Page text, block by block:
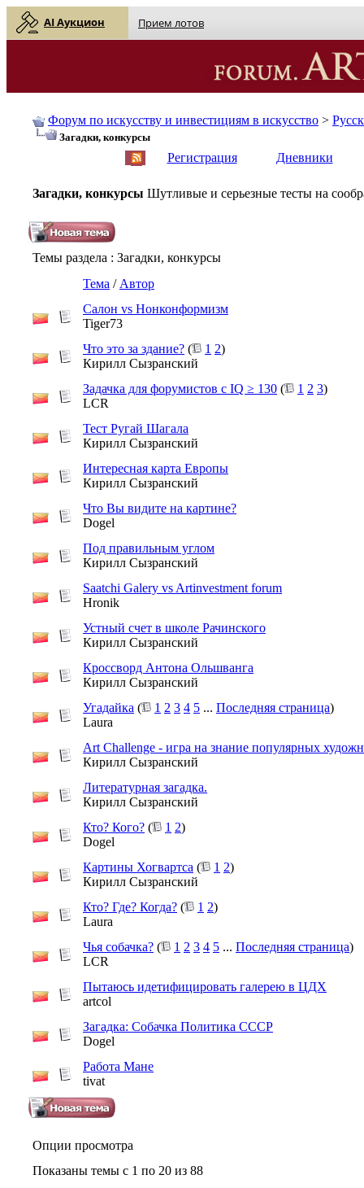
AI Аукцион Прием лотов
Форум по искусству и инвестициям в искусство >
Загадки, конкурсы
Регистрация Дневники
Загадки, конкурсы Шутливые и серьезные тесты на
Темы раздела : Загадки, конкурсы
Тема / Автор
Салон vs Нонконформизм
Tiger73
Что это за здание? ( 1 2)
Кирилл Сызранский
Задачка для форумистов с IQ ≥ 130 ( 1 2 3)
LCR
Тест Ругай Шагала
Кирилл Сызранский
Интересная карта Европы
Кирилл Сызранский
Что Вы видите на картине?
Dogel
Под правильным углом
Кирилл Сызранский
Saatchi Galery vs Artinvestment forum
Hronik
Устный счет в школе Рачинского
Кирилл Сызранский
Кроссворд Антона Ольшванга
Кирилл Сызранский
Угадайка ( 1 2 3 4 5 ... Последняя страница)
Laura
Art Challenge - игра на знание популярных
Кирилл Сызранский
Литературная загадка.
Кирилл Сызранский
Кто? Кого? ( 1 2)
Dogel
Картины Хогвартса ( 1 2)
Кирилл Сызранский
Кто? Где? Когда? ( 1 2)
Laura
Чья собачка? ( 1 2 3 4 5 ... Последняя страница)
LCR
Пытаюсь идетифицировать галерею в ЦДХ
artcol
Загадка: Собачка Политика СССР
Dogel
Работа Мане
tivat
Опции просмотра
Показаны темы с 1 по 20 из 88